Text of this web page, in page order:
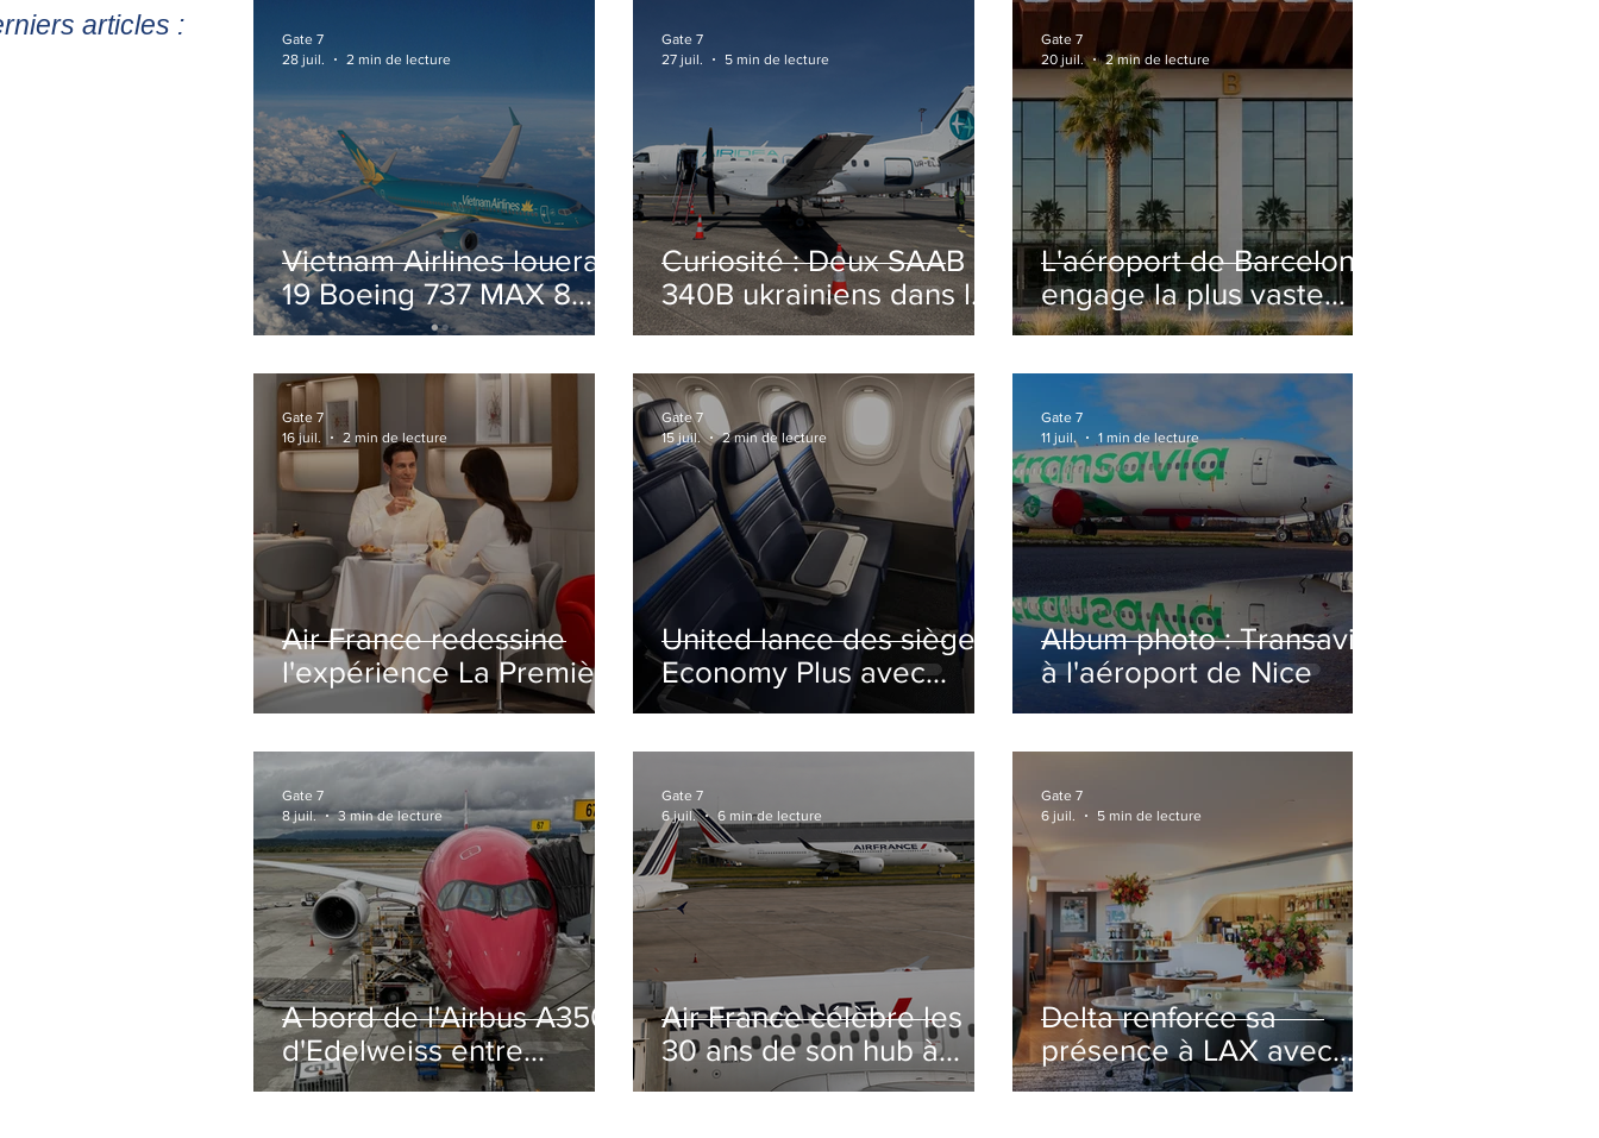
articles :
Vietnam Airlines louera
19 Boeing 737 MAX 8
pour accélérer la
flotte
Gate 7
28 juil.
2 min de lecture
Curiosité : Deux SAAB
340B ukrainiens dans le
ciel Italien cet été
Gate 7
27 juil.
5 min de lecture
L'aéroport de Barcelone
engage la plus vaste
rénovation de son
ouverture
Gate 7
20 juil.
2 min de lecture
Air France redessine
l'expérience La Première
avec un salon
Paris-CDG
Gate 7
16 juil.
2 min de lecture
United lance des sièges
Economy Plus avec
siège central neutralisé
Gate 7
15 juil.
2 min de lecture
Album photo : Transavia
à l'aéroport de Nice
Gate 7
11 juil.
1 min de lecture
A bord de l'Airbus A350
d'Edelweiss entre
Vancouver et Zurich
Gate 7
8 juil.
3 min de lecture
Air France célèbre les
30 ans de son hub à
Paris-Charles de Gaulle
Gate 7
6 juil.
6 min de lecture
Delta renforce sa
présence à LAX avec
l'ouverture de la
Gate 7
6 juil.
5 min de lecture